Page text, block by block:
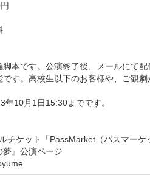
本です。公演終了後、メールにて配
す。高校生以下のお客様や、ご観劇
10月1日15:30までです。
チケット「PassMarket（パスマーケ
夢』公演ページ